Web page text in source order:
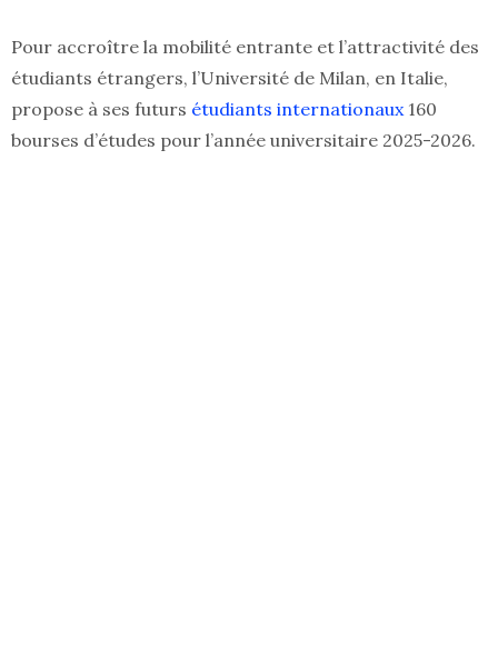
Pour accroître la mobilité entrante et l’attractivité des
étudiants étrangers, l’Université de Milan, en Italie,
propose à ses futurs étudiants internationaux160
bourses d’études pour l’année universitaire 2025-2026.